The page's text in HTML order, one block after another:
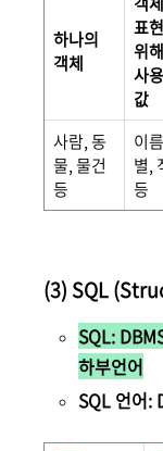
하나의
객체
표
위해
사
값
사람, 동
물, 물건
등
이
별,
등
(3) SQL
SQL:
하부언어
SQL 언어: